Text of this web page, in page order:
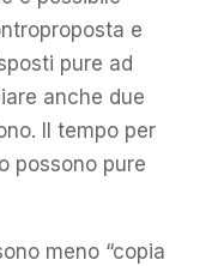
e
pure ad
anche due
Il tempo per
possono pure
meno “copia